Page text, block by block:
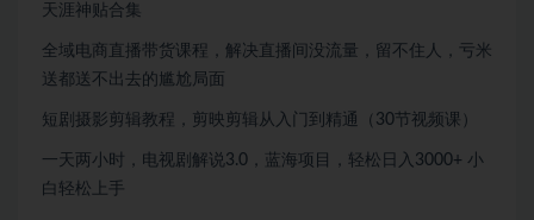
天涯神贴合集
全域电商直播带货课程，解决直播间没流量，留不住人，亏米
送都送不出去的尴尬局面
短剧摄影剪辑教程，剪映剪辑从入门到精通（30节视频课）
一天两小时，电视剧解说3.0，蓝海项目，轻松日入3000+ 小
白轻松上手